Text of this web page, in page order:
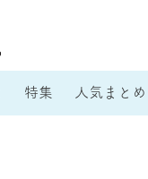
特集 人気まとめ